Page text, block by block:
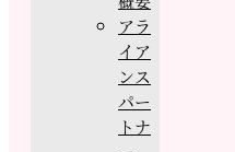
アラ
イア
ンス
パー
トナ